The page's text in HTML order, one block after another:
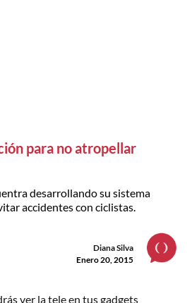
para no atropellar
desarrollando su sistema
accidentes con ciclistas.
Diana Silva
Enero 20, 2015